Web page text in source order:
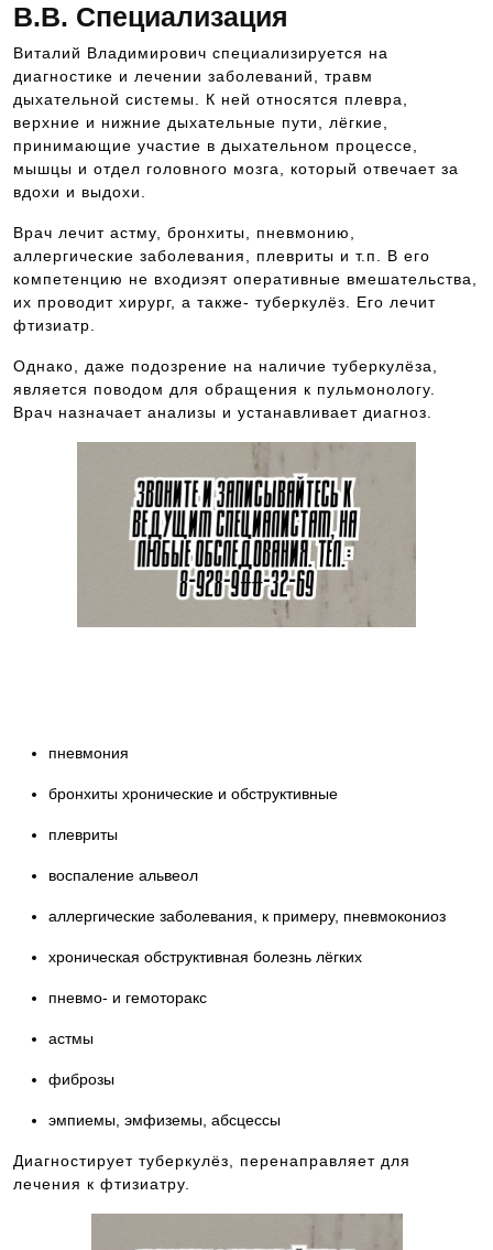
В.В. Специализация
Виталий Владимирович специализируется на
диагностике и лечении заболеваний, травм
дыхательной системы. К ней относятся плевра,
верхние и нижние дыхательные пути, лёгкие,
принимающие участие в дыхательном процессе,
мышцы и отдел головного мозга, который отвечает за
вдохи и выдохи.
Врач лечит астму, бронхиты, пневмонию,
аллергические заболевания, плевриты и т.п. В его
компетенцию не входиэят оперативные вмешательства,
их проводит хирург, а также- туберкулёз. Его лечит
фтизиатр.
Однако, даже подозрение на наличие туберкулёза,
является поводом для обращения к пульмонологу.
Врач назначает анализы и устанавливает диагноз.
пневмония
бронхиты хронические и обструктивные
плевриты
воспаление альвеол
аллергические заболевания, к примеру, пневмокониоз
хроническая обструктивная болезнь лёгких
пневмо- и гемоторакс
астмы
фиброзы
эмпиемы, эмфиземы, абсцессы
Диагностирует туберкулёз, перенаправляет для
лечения к фтизиатру.